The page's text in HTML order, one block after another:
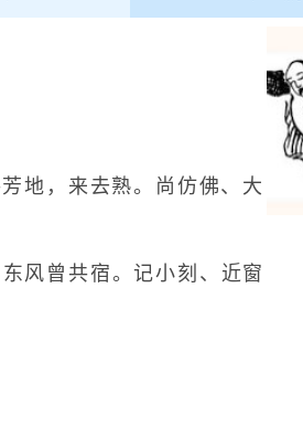
地，来去熟。尚仿佛、大
风曾共宿。记小刻、近窗